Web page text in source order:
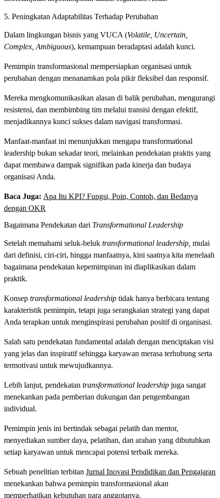
5. Peningkatan Adaptabilitas Terhadap Perubahan
Dalam lingkungan bisnis yang VUCA (Volatile, Uncertain,
Complex, Ambiguous), kemampuan beradaptasi adalah kunci.
Pemimpin transformasional mempersiapkan organisasi untuk
perubahan dengan menanamkan pola pikir fleksibel dan responsif.
Mereka mengkomunikasikan alasan di balik perubahan, mengurangi
resistensi, dan membimbing tim melalui transisi dengan efektif,
menjadikannya kunci sukses dalam navigasi transformasi.
Manfaat-manfaat ini menunjukkan mengapa transformational
leadership bukan sekadar teori, melainkan pendekatan praktis yang
dapat membawa dampak signifikan pada kinerja dan budaya
organisasi Anda.
Baca Juga: Apa Itu KPI? Fungsi, Poin, Contoh, dan Bedanya
dengan OKR
Bagaimana Pendekatan dari Transformational Leadership
Setelah memahami seluk-beluk transformational leadership, mulai
dari definisi, ciri-ciri, hingga manfaatnya, kini saatnya kita menelaah
bagaimana pendekatan kepemimpinan ini diaplikasikan dalam
praktik.
Konsep transformational leadership tidak hanya berbicara tentang
karakteristik pemimpin, tetapi juga serangkaian strategi yang dapat
Anda terapkan untuk menginspirasi perubahan positif di organisasi.
Salah satu pendekatan fundamental adalah dengan menciptakan visi
yang jelas dan inspiratif sehingga karyawan merasa terhubung serta
termotivasi untuk mewujudkannya.
Lebih lanjut, pendekatan transformational leadership juga sangat
menekankan pada pemberian dukungan dan pengembangan
individual.
Pemimpin jenis ini bertindak sebagai pelatih dan mentor,
menyediakan sumber daya, pelatihan, dan arahan yang dibutuhkan
setiap karyawan untuk mencapai potensi terbaik mereka.
Sebuah penelitian terbitan Jurnal Inovasi Pendidikan dan Pengajaran
menekankan bahwa pemimpin transformasional akan
memperhatikan kebutuhan para anggotanya.